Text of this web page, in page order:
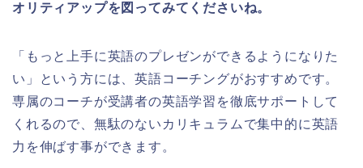
オリティアップを図ってみてくださいね。
「もっと上手に英語のプレゼンができるようになりた
い」という方には、英語コーチングがおすすめです。
専属のコーチが受講者の英語学習を徹底サポートして
くれるので、無駄のないカリキュラムで集中的に英語
力を伸ばす事ができます。